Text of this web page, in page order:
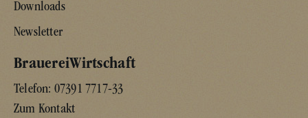
Downloads
Newsletter
BrauereiWirtschaft
Telefon: 07391 7717-33
Zum Kontakt